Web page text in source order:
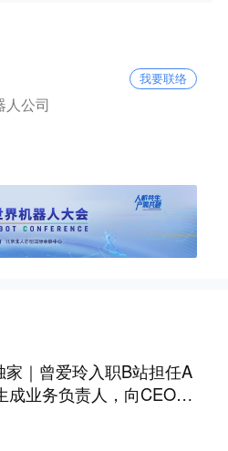
我要联络
人公司
家｜曾爱玲入职B站担任A
成业务负责人，向CEO陈